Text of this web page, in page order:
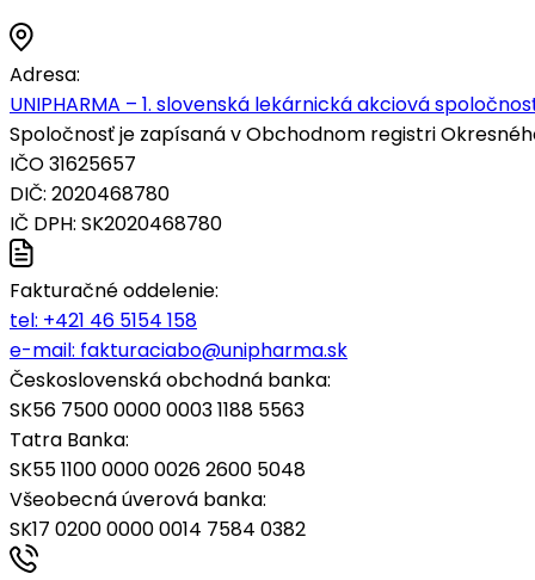
Adresa:
UNIPHARMA – 1. slovenská lekárnická akciová
Spoločnosť je zapísaná v Obchodnom registri
IČO 31625657
DIČ: 2020468780
IČ DPH: SK2020468780
Fakturačné oddelenie:
tel: +421 46 5154 158
e-mail: fakturaciabo@unipharma.sk
Československá obchodná banka:
SK56 7500 0000 0003 1188 5563
Tatra Banka:
SK55 1100 0000 0026 2600 5048
Všeobecná úverová banka:
SK17 0200 0000 0014 7584 0382